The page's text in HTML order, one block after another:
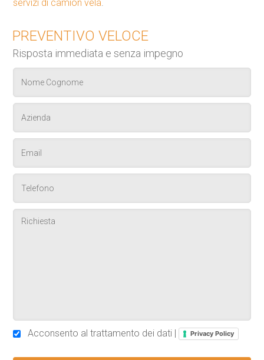
servizi di camion vela.
PREVENTIVO VELOCE
Risposta immediata e senza impegno
Acconsento al trattamento dei dati | Privacy Policy